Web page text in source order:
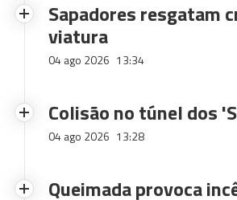
Sapadores resgatam
viatura
04 ago 2026 13:34
Colisão no túnel dos
04 ago 2026 13:28
Queimada provoca